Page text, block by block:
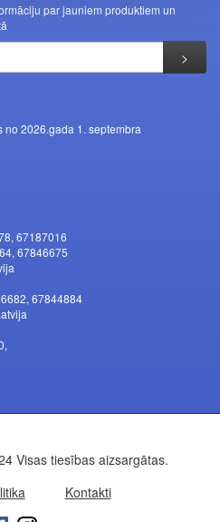
par jauniem produktiem un
2026.gada 1. septembra
67187016
67846675
67844884
Visas tiesības aizsargātas.
Kontakti